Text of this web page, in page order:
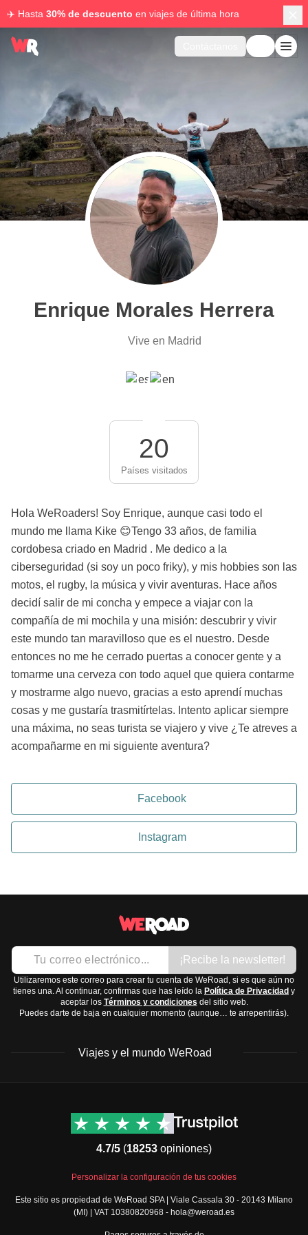
✈️ Hasta 30% de descuento en viajes de última hora
Enrique Morales Herrera
Vive en Madrid
20
Países visitados
Hola WeRoaders! Soy Enrique, aunque casi todo el
mundo me llama Kike 😊Tengo 33 años, de familia
cordobesa criado en Madrid . Me dedico a la
ciberseguridad (si soy un poco friky), y mis hobbies son las
motos, el rugby, la música y vivir aventuras. Hace años
decidí salir de mi concha y empece a viajar con la
compañía de mi mochila y una misión: descubrir y vivir
este mundo tan maravilloso que es el nuestro. Desde
entonces no me he cerrado puertas a conocer gente y a
tomarme una cerveza con todo aquel que quiera contarme
y mostrarme algo nuevo, gracias a esto aprendí muchas
cosas y me gustaría trasmitírtelas. Intento aplicar siempre
una máxima, no seas turista se viajero y vive ¿Te atreves a
acompañarme en mi siguiente aventura?
Facebook
Instagram
¡Recibe la newsletter!
Utilizaremos este correo para crear tu cuenta de WeRoad, si es que aún no
tienes una. Al continuar, confirmas que has leído la Política de Privacidad y
aceptar los Términos y condiciones del sitio web.
Puedes darte de baja en cualquier momento (aunque… te arrepentirás).
Viajes y el mundo WeRoad
América del Norte
Oriente Medio
Contacto
Términos y condiciones
Condiciones generales
Política de cookies
4.7/5 (18253 opiniones)
Personalizar la configuración de tus cookies
Este sitio es propiedad de WeRoad SPA | Viale Cassala 30 - 20143 Milano
(MI) | VAT 10380820968 - hola@weroad.es